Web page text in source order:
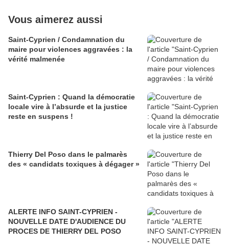
Vous aimerez aussi
Saint-Cyprien / Condamnation du
maire pour violences aggravées : la
vérité malmenée
Saint-Cyprien : Quand la démocratie
locale vire à l’absurde et la justice
reste en suspens !
Thierry Del Poso dans le palmarès
des « candidats toxiques à dégager »
ALERTE INFO SAINT-CYPRIEN -
NOUVELLE DATE D'AUDIENCE DU
PROCES DE THIERRY DEL POSO